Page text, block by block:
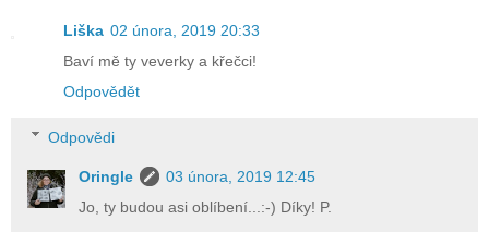
Liška 02 února, 2019 20:33
Baví mě ty veverky a křečci!
Odpovědět
Odpovědi
Oringle
03 února, 2019 12:45
Jo, ty budou asi oblíbení...:-) Díky! P.